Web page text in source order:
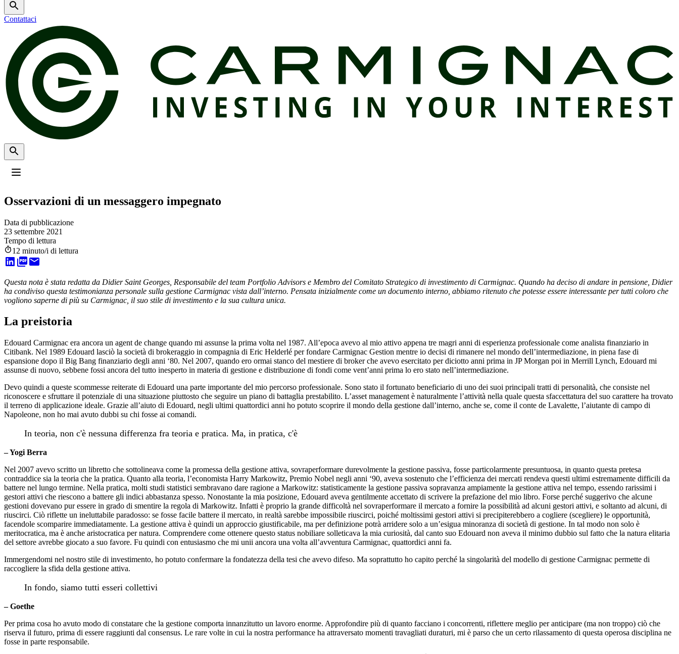
Contattaci
Scegliere il profilo
ll profilo Investitori Professionali è stato selezionato.
Investitori Privati
Voglio investire o ricevere informazioni.
Sono un intermediario finanziario o un investitore istituzionale e cerco informazioni o soluzioni di investimento.
Osservazioni di un messaggero impegnato
Data di pubblicazione
23 settembre 2021
Tempo di lettura
12 minuto/i di lettura
Questa nota è stata redatta da Didier Saint Georges, Responsabile del team Portfolio Advisors e Membro del Comitato Strategico di investimento di Carmignac. Quando ha deciso di andare in pensione, Didier
ha condiviso questa testimonianza personale sulla gestione Carmignac vista dall’interno. Pensata inizialmente come un documento interno, abbiamo ritenuto che potesse essere interessante per tutti coloro che
vogliono saperne di più su Carmignac, il suo stile di investimento e la sua cultura unica.
La preistoria
Edouard Carmignac era ancora un agent de change quando mi assunse la prima volta nel 1987. All’epoca avevo al mio attivo appena tre magri anni di esperienza professionale come analista finanziario in
Citibank. Nel 1989 Edouard lasciò la società di brokeraggio in compagnia di Eric Helderlé per fondare Carmignac Gestion mentre io decisi di rimanere nel mondo dell’intermediazione, in piena fase di
espansione dopo il Big Bang finanziario degli anni ‘80. Nel 2007, quando ero ormai stanco del mestiere di broker che avevo esercitato per diciotto anni prima in JP Morgan poi in Merrill Lynch, Edouard mi
assunse di nuovo, sebbene fossi ancora del tutto inesperto in materia di gestione e distribuzione di fondi come vent’anni prima lo ero stato nell’intermediazione.
Devo quindi a queste scommesse reiterate di Edouard una parte importante del mio percorso professionale. Sono stato il fortunato beneficiario di uno dei suoi principali tratti di personalità, che consiste nel
riconoscere e sfruttare il potenziale di una situazione piuttosto che seguire un piano di battaglia prestabilito. L’asset management è naturalmente l’attività nella quale questa sfaccettatura del suo carattere ha trovato
il terreno di applicazione ideale. Grazie all’aiuto di Edouard, negli ultimi quattordici anni ho potuto scoprire il mondo della gestione dall’interno, anche se, come il conte de Lavalette, l’aiutante di campo di
Napoleone, non ho mai avuto dubbi su chi fosse ai comandi.
In teoria, non c'è nessuna differenza fra teoria e pratica. Ma, in pratica, c'è
– Yogi Berra
Nel 2007 avevo scritto un libretto che sottolineava come la promessa della gestione attiva, sovraperformare durevolmente la gestione passiva, fosse particolarmente presuntuosa, in quanto questa pretesa
contraddice sia la teoria che la pratica. Quanto alla teoria, l’economista Harry Markowitz, Premio Nobel negli anni ‘90, aveva sostenuto che l’efficienza dei mercati rendeva questi ultimi estremamente difficili da
battere nel lungo termine. Nella pratica, molti studi statistici sembravano dare ragione a Markowitz: statisticamente la gestione passiva sopravanza ampiamente la gestione attiva nel tempo, essendo rarissimi i
gestori attivi che riescono a battere gli indici abbastanza spesso. Nonostante la mia posizione, Edouard aveva gentilmente accettato di scrivere la prefazione del mio libro. Forse perché suggerivo che alcune
gestioni dovevano pur essere in grado di smentire la regola di Markowitz. Infatti è proprio la grande difficoltà nel sovraperformare il mercato a fornire la possibilità ad alcuni gestori attivi, e soltanto ad alcuni, di
riuscirci. Ciò riflette un ineluttabile paradosso: se fosse facile battere il mercato, in realtà sarebbe impossibile riuscirci, poiché moltissimi gestori attivi si precipiterebbero a cogliere (scegliere) le opportunità,
facendole scomparire immediatamente. La gestione attiva è quindi un approccio giustificabile, ma per definizione potrà arridere solo a un’esigua minoranza di società di gestione. In tal modo non solo è
meritocratica, ma è anche aristocratica per natura. Comprendere come ottenere questo status nobiliare solleticava la mia curiosità, dal canto suo Edouard non aveva il minimo dubbio sul fatto che la natura elitaria
del settore avrebbe giocato a suo favore. Fu quindi con entusiasmo che mi unii ancora una volta all’avventura Carmignac, quattordici anni fa.
Immergendomi nel nostro stile di investimento, ho potuto confermare la fondatezza della tesi che avevo difeso. Ma soprattutto ho capito perché la singolarità del modello di gestione Carmignac permette di
raccogliere la sfida della gestione attiva.
In fondo, siamo tutti esseri collettivi
– Goethe
Per prima cosa ho avuto modo di constatare che la gestione comporta innanzitutto un lavoro enorme. Approfondire più di quanto facciano i concorrenti, riflettere meglio per anticipare (ma non troppo) ciò che
riserva il futuro, prima di essere raggiunti dal consensus. Le rare volte in cui la nostra performance ha attraversato momenti travagliati duraturi, mi è parso che un certo rilassamento di questa operosa disciplina ne
fosse in parte responsabile.